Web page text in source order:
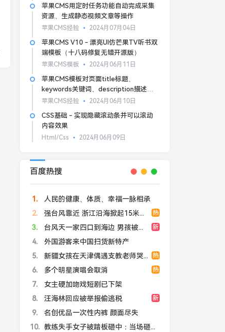
苹果CMS用定时任务功能自动完成采集
资源、生成静态视频文章等操作
苹果CMS经验 2024月07月04日
苹果CMS V10 - 漂亮UI仿芒果TV听书双
端模板（十八码修复无错开源版）
苹果CMS模板 2024月06月11日
苹果CMS模板对页面title标题、
keywords关键词、description描述的
基本SEO优化
苹果CMS经验 2024月06月10日
CSS基础 - 实现隐藏滚动条并可以滚动
内容效果
Html/Css 2024月06月09日
百度热搜
1
人民的健康、体质、幸福一脉相承
2
热
强台风靠近 浙江沿海掀起15米巨浪
3
新
台风天一家四口到海边 男孩被浪卷走
4
外国游客来中国扫货新特产
5
热
新疆女孩在天津偶遇支教老师哭红眼
6
热
多个明星演唱会取消
7
女主硬加吻戏短剧已下架
8
新
汪海林回应被举报偷逃税
9
名创优品一次性内裤 颜面尽失
10
教练失手女子被踏板砸中：当场砸出血